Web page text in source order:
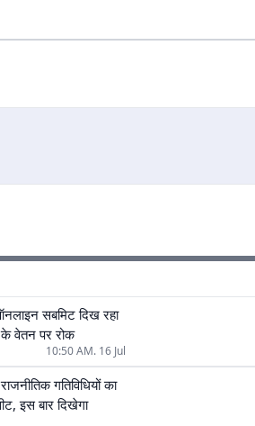
सबमिट दिख रहा
के वेतन पर रोक
10:50 AM. 16 Jul
राजनीतिक गतिविधियों का
इस बार दिखेगा